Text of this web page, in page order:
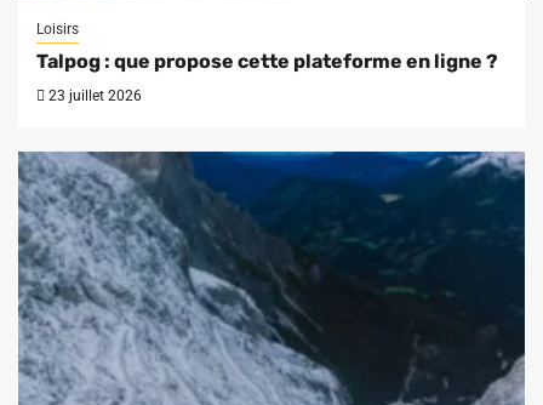
Loisirs
Talpog : que propose cette plateforme en ligne ?
23 juillet 2026